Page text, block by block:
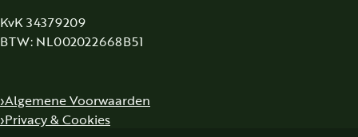
KvK 34379209
BTW: NL002022668B51
Algemene Voorwaarden
Privacy & Cookies